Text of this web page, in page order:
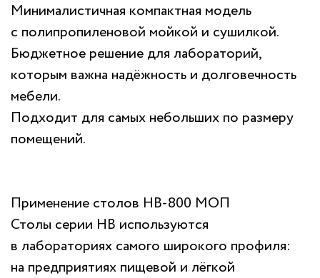
Минималистичная компактная модель
с полипропиленовой мойкой и сушилкой.
Бюджетное решение для лабораторий,
которым важна надёжность и долговечность
мебели.
Подходит для самых небольших по размеру
помещений.
Применение столов НВ-800 МОП
Столы серии НВ используются
в лабораториях самого широкого профиля:
на предприятиях пищевой и лёгкой